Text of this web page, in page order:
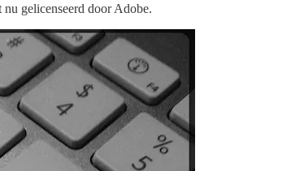
nu gelicenseerd door Adobe.